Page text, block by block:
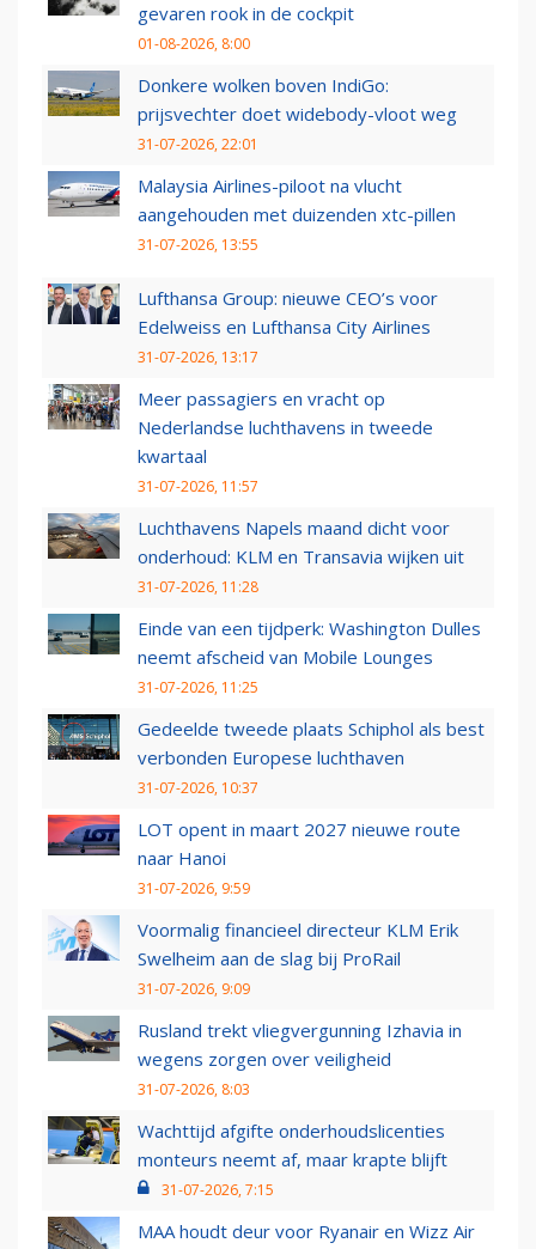
gevaren rook in de cockpit
01-08-2026, 8:00
Donkere wolken boven IndiGo:
prijsvechter doet widebody-vloot weg
31-07-2026, 22:01
Malaysia Airlines-piloot na vlucht
aangehouden met duizenden xtc-pillen
31-07-2026, 13:55
Lufthansa Group: nieuwe CEO’s voor
Edelweiss en Lufthansa City Airlines
31-07-2026, 13:17
Meer passagiers en vracht op
Nederlandse luchthavens in tweede
kwartaal
31-07-2026, 11:57
Luchthavens Napels maand dicht voor
onderhoud: KLM en Transavia wijken uit
31-07-2026, 11:28
Einde van een tijdperk: Washington Dulles
neemt afscheid van Mobile Lounges
31-07-2026, 11:25
Gedeelde tweede plaats Schiphol als best
verbonden Europese luchthaven
31-07-2026, 10:37
LOT opent in maart 2027 nieuwe route
naar Hanoi
31-07-2026, 9:59
Voormalig financieel directeur KLM Erik
Swelheim aan de slag bij ProRail
31-07-2026, 9:09
Rusland trekt vliegvergunning Izhavia in
wegens zorgen over veiligheid
31-07-2026, 8:03
Wachttijd afgifte onderhoudslicenties
monteurs neemt af, maar krapte blijft
31-07-2026, 7:15
MAA houdt deur voor Ryanair en Wizz Air